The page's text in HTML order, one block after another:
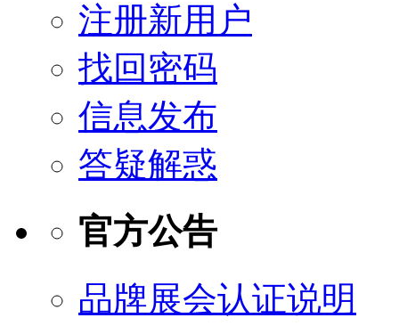
注册新用户
找回密码
信息发布
答疑解惑
官方公告
品牌展会认证说明